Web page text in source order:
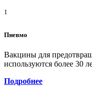
1
Пневмо
Вакцины для
используются более 30
Подробнее